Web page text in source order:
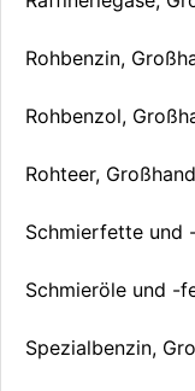
Rohbenzin,
Rohbenzol,
Rohteer,
Schmierfette und
Schmieröle und -
Spezialbenzin,